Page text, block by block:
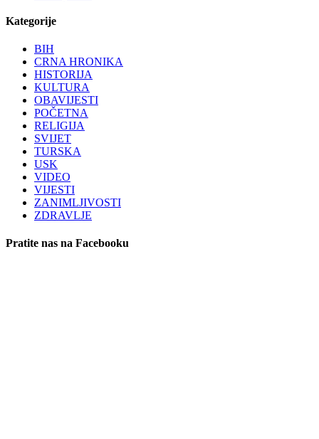
Kategorije
BIH
CRNA HRONIKA
HISTORIJA
KULTURA
OBAVIJESTI
POČETNA
RELIGIJA
SVIJET
TURSKA
USK
VIDEO
VIJESTI
ZANIMLJIVOSTI
ZDRAVLJE
Pratite nas na Facebooku